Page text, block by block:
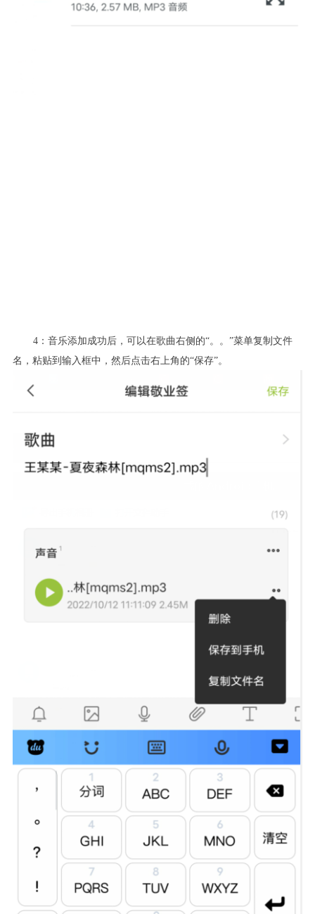
4：音乐添加成功后，可以在歌曲右侧的“。。”菜单复制文件
名，粘贴到输入框中，然后点击右上角的“保存”。